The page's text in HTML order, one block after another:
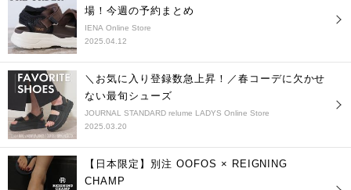
場！今週の予約まとめ
IENA Online Store
2025.04.12
＼お気に入り登録数急上昇！／春コーデに欠かせ
ない最旬シューズ
JOURNAL STANDARD relume LADYS Online Store
2025.03.20
【日本限定】別注 OOFOS × REIGNING
CHAMP